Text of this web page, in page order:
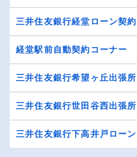
三井住友銀行経堂ローン契
経堂駅前自動契約コーナー
三井住友銀行希望ヶ丘出張
三井住友銀行世田谷西出張
三井住友銀行下高井戸ロー